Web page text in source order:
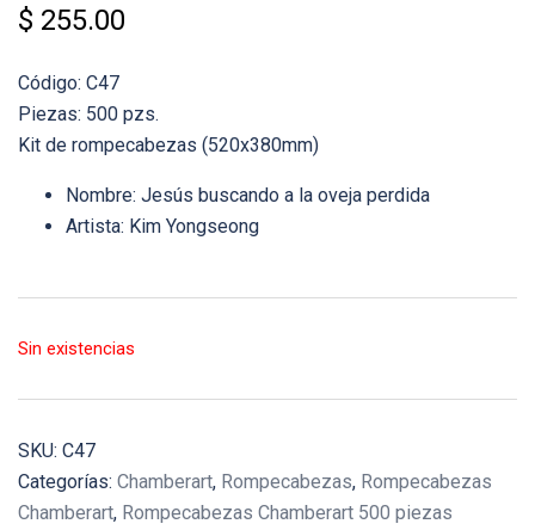
$ 255.00
Código: C47
Piezas: 500 pzs.
Kit de rompecabezas (520x380mm)
Nombre: Jesús buscando a la oveja perdida
Artista: Kim Yongseong
Sin existencias
SKU: C47
Categorías: Chamberart, Rompecabezas, Rompecabezas
Chamberart, Rompecabezas Chamberart 500 piezas